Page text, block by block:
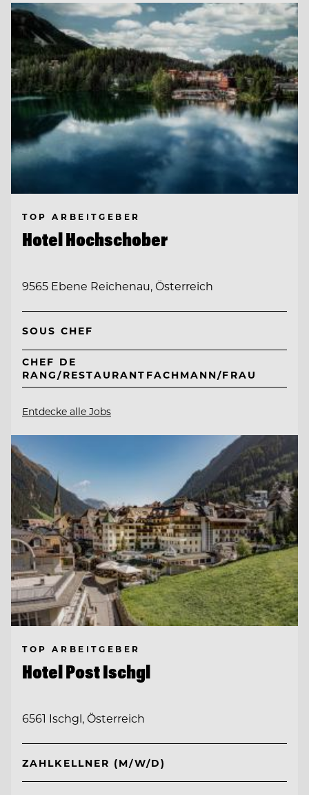
TOP ARBEITGEBER
Hotel Hochschober
9565 Ebene Reichenau, Österreich
SOUS CHEF
CHEF DE
RANG/RESTAURANTFACHMANN/FRAU
Entdecke alle Jobs
TOP ARBEITGEBER
Hotel Post Ischgl
6561 Ischgl, Österreich
ZAHLKELLNER (M/W/D)